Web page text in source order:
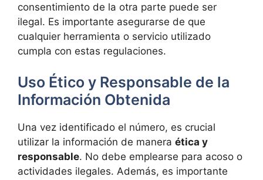
consentimiento de la otra parte puede ser
ilegal. Es importante asegurarse de que
cualquier herramienta o servicio utilizado
cumpla con estas regulaciones.
Uso Ético y Responsable de la
Información Obtenida
Una vez identificado el número, es crucial
utilizar la información de manera ética y
responsable. No debe emplearse para acoso o
actividades ilegales. Además, es importante